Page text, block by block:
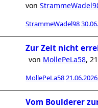
von
StrammeWadel98
Zur Zeit nicht
von MollePeLa58,
MollePeLa58
Vom Boulderer